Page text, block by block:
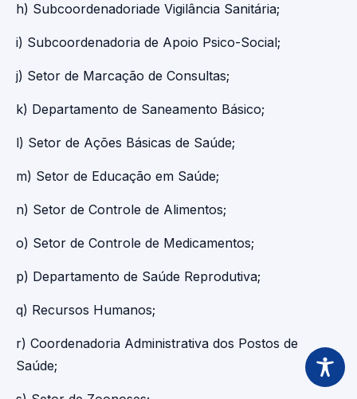
h) Subcoordenadoriade Vigilância Sanitária;
i) Subcoordenadoria de Apoio Psico-Social;
j) Setor de Marcação de Consultas;
k) Departamento de Saneamento Básico;
l) Setor de Ações Básicas de Saúde;
m) Setor de Educação em Saúde;
n) Setor de Controle de Alimentos;
o) Setor de Controle de Medicamentos;
p) Departamento de Saúde Reprodutiva;
q) Recursos Humanos;
r) Coordenadoria Administrativa dos Postos de
Saúde;